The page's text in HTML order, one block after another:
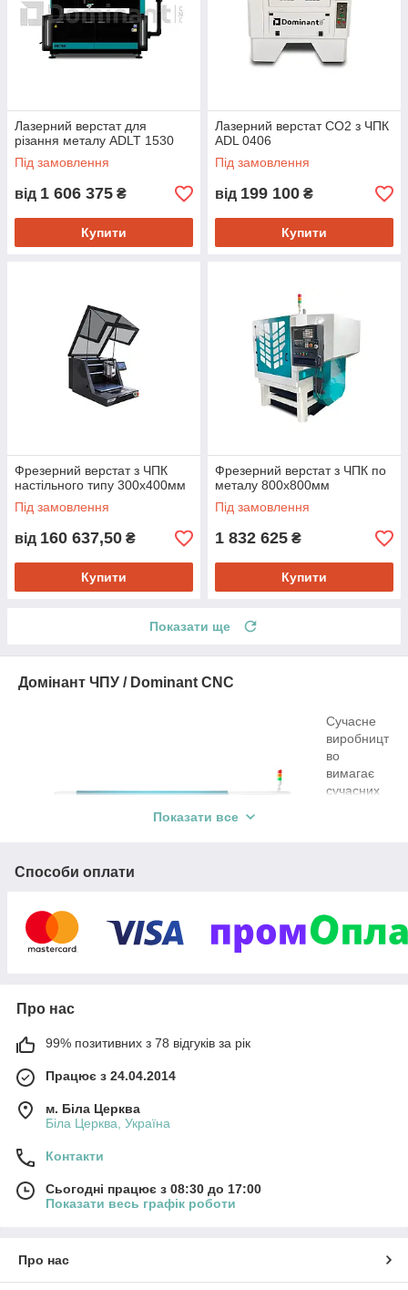
Лазерний верстат для
різання металу ADLT 1530
Під замовлення
від 1 606 375 ₴
Купити
Лазерний верстат CO2 з ЧПК
ADL 0406
Під замовлення
від 199 100 ₴
Купити
Фрезерний верстат з ЧПК
настільного типу 300х400мм
Під замовлення
від 160 637,50 ₴
Купити
Фрезерний верстат з ЧПК по
металу 800x800мм
Під замовлення
1 832 625 ₴
Купити
Показати ще
Домінант ЧПУ / Dominant CNC
Сучасне
виробницт
во
вимагає
сучасних
швидко і
без
додаткови
ЧПУ.
Працюючи на ринку тринадцять років,
ЧПУ»
досвідченого виробника верстатів ЧПУ, про що свідчать
відгуки наших клієнтів. Фахівці компанії знають весь процес
створення верстатів, здійснюючи всі етапи виготовлення.
У нас можна замовити таке обладнання:
Показати все
Способи оплати
Про нас
99% позитивних з 78 відгуків за рік
Працює з 24.04.2014
м. Біла Церква
Біла Церква, Україна
Контакти
Сьогодні працює з 08:30 до 17:00
Показати весь графік роботи
Про нас